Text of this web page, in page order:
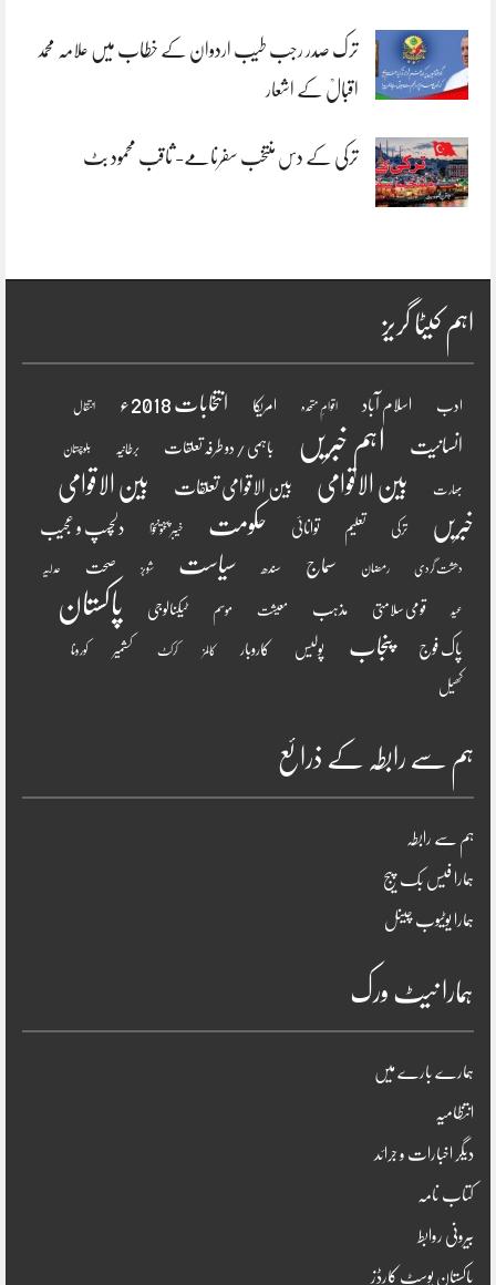
ترک صدر رجب طیب اردوان کے خطاب میں علامہ محمد
اقبالؒ کے اشعار
ترکی کے دس منتخب سفرنامے- ثاقب محمود بٹ
اہم کیٹا گریز
ادب اسلام آباد اقوامِ متحدہ امریکا انتخابات 2018ء انتقال
انسانیت اہم خبریں باہمی / دو طرفہ تعلقات برطانیہ بلوچستان
بھارت بین الاقوامی بین الاقوامی تعلقات
بین الاقوامی
خبریں
ترکی تعلیم توانائی حکومت خیبر پختونخوا دلچسپ و عجیب
دھشت گردی رمضان سماج سندھ سیاست شوبز صحت عدلیہ
عید قومی سلامتی مذہب معیشت موسم ٹیکنالوجی پاکستان
پاک فوج پنجاب پولیس کاروبار کالمز کرکٹ کشمیر کورونا
کھیل
ہم سے رابطہ کے ذرائع
ہم سے رابطہ
ہمارا فیس بک پیج
ہمارا یوٹیوب چینل
ہمارا نیٹ ورک
ہمارے بارے میں
انتظامیہ
دیگر اخبارات و جرائد
کتاب نامہ
بیرونی روابط
پاکستان پوسٹ کارڈز